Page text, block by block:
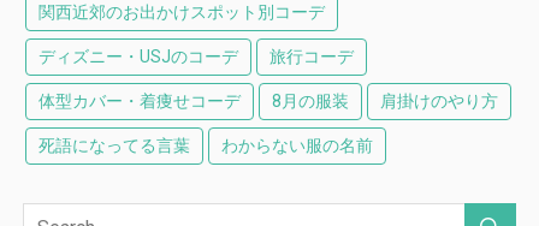
関西近郊のお出かけスポット別コーデ
ディズニー・USJのコーデ 旅行コーデ
体型カバー・着痩せコーデ 8月の服装 肩掛けのやり方
死語になってる言葉 わからない服の名前